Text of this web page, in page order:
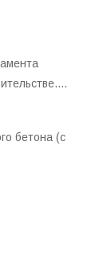
бетона (с